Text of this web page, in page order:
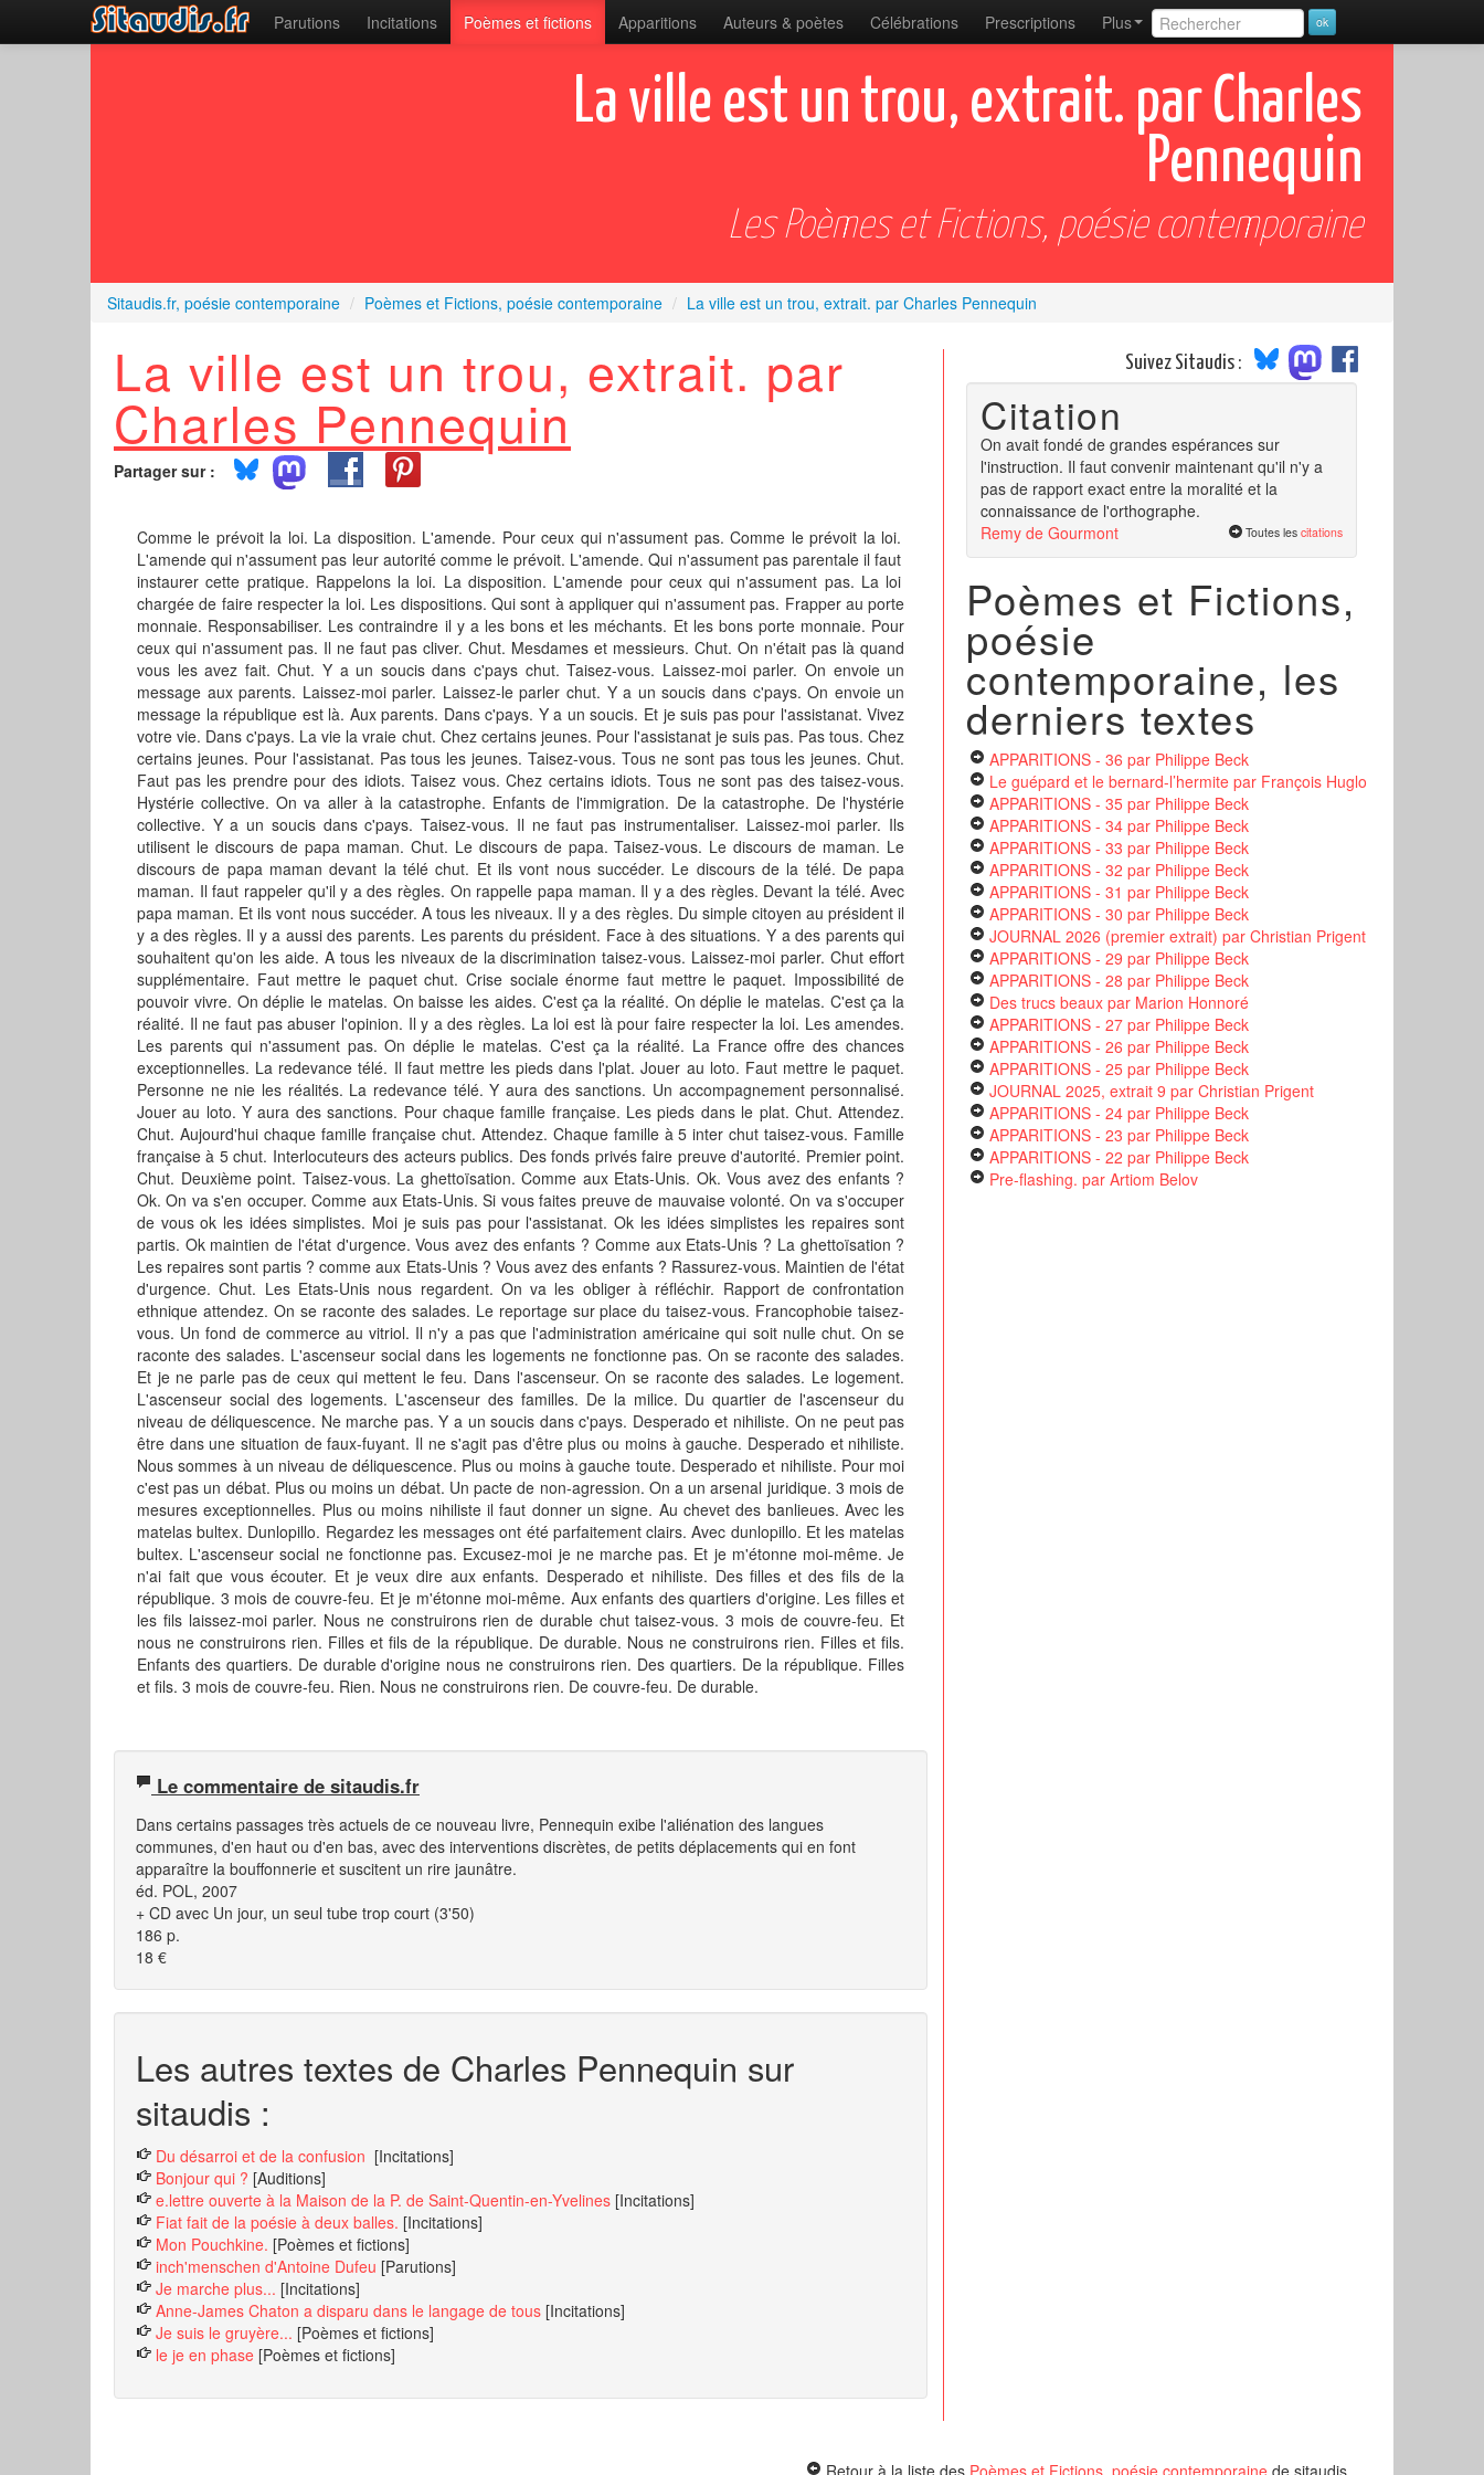
Parutions Incitations Poèmes et fictions Apparitions Auteurs & poètes Célébrations Prescriptions Plus
La ville est un trou, extrait. par Charles
Pennequin
Les Poèmes et Fictions, poésie contemporaine
Sitaudis.fr, poésie contemporaine / Poèmes et Fictions, poésie contemporaine / La ville est un trou, extrait. par Charles Pennequin
La ville est un trou, extrait. par
Charles Pennequin
Partager sur :
Comme le prévoit la loi. La disposition. L'amende. Pour ceux qui n'assument pas. Comme le prévoit la loi.
L'amende qui n'assument pas leur autorité comme le prévoit. L'amende. Qui n'assument pas parentale il faut
instaurer cette pratique. Rappelons la loi. La disposition. L'amende pour ceux qui n'assument pas. La loi
chargée de faire respecter la loi. Les dispositions. Qui sont à appliquer qui n'assument pas. Frapper au porte
monnaie. Responsabiliser. Les contraindre il y a les bons et les méchants. Et les bons porte monnaie. Pour
ceux qui n'assument pas. Il ne faut pas cliver. Chut. Mesdames et messieurs. Chut. On n'était pas là quand
vous les avez fait. Chut. Y a un soucis dans c'pays chut. Taisez-vous. Laissez-moi parler. On envoie un
message aux parents. Laissez-moi parler. Laissez-le parler chut. Y a un soucis dans c'pays. On envoie un
message la république est là. Aux parents. Dans c'pays. Y a un soucis. Et je suis pas pour l'assistanat. Vivez
votre vie. Dans c'pays. La vie la vraie chut. Chez certains jeunes. Pour l'assistanat je suis pas. Pas tous. Chez
certains jeunes. Pour l'assistanat. Pas tous les jeunes. Taisez-vous. Tous ne sont pas tous les jeunes. Chut.
Faut pas les prendre pour des idiots. Taisez vous. Chez certains idiots. Tous ne sont pas des taisez-vous.
Hystérie collective. On va aller à la catastrophe. Enfants de l'immigration. De la catastrophe. De l'hystérie
collective. Y a un soucis dans c'pays. Taisez-vous. Il ne faut pas instrumentaliser. Laissez-moi parler. Ils
utilisent le discours de papa maman. Chut. Le discours de papa. Taisez-vous. Le discours de maman. Le
discours de papa maman devant la télé chut. Et ils vont nous succéder. Le discours de la télé. De papa
maman. Il faut rappeler qu'il y a des règles. On rappelle papa maman. Il y a des règles. Devant la télé. Avec
papa maman. Et ils vont nous succéder. A tous les niveaux. Il y a des règles. Du simple citoyen au président il
y a des règles. Il y a aussi des parents. Les parents du président. Face à des situations. Y a des parents qui
souhaitent qu'on les aide. A tous les niveaux de la discrimination taisez-vous. Laissez-moi parler. Chut effort
supplémentaire. Faut mettre le paquet chut. Crise sociale énorme faut mettre le paquet. Impossibilité de
pouvoir vivre. On déplie le matelas. On baisse les aides. C'est ça la réalité. On déplie le matelas. C'est ça la
réalité. Il ne faut pas abuser l'opinion. Il y a des règles. La loi est là pour faire respecter la loi. Les amendes.
Les parents qui n'assument pas. On déplie le matelas. C'est ça la réalité. La France offre des chances
exceptionnelles. La redevance télé. Il faut mettre les pieds dans l'plat. Jouer au loto. Faut mettre le paquet.
Personne ne nie les réalités. La redevance télé. Y aura des sanctions. Un accompagnement personnalisé.
Jouer au loto. Y aura des sanctions. Pour chaque famille française. Les pieds dans le plat. Chut. Attendez.
Chut. Aujourd'hui chaque famille française chut. Attendez. Chaque famille à 5 inter chut taisez-vous. Famille
française à 5 chut. Interlocuteurs des acteurs publics. Des fonds privés faire preuve d'autorité. Premier point.
Chut. Deuxième point. Taisez-vous. La ghettoïsation. Comme aux Etats-Unis. Ok. Vous avez des enfants ?
Ok. On va s'en occuper. Comme aux Etats-Unis. Si vous faites preuve de mauvaise volonté. On va s'occuper
de vous ok les idées simplistes. Moi je suis pas pour l'assistanat. Ok les idées simplistes les repaires sont
partis. Ok maintien de l'état d'urgence. Vous avez des enfants ? Comme aux Etats-Unis ? La ghettoïsation ?
Les repaires sont partis ? comme aux Etats-Unis ? Vous avez des enfants ? Rassurez-vous. Maintien de l'état
d'urgence. Chut. Les Etats-Unis nous regardent. On va les obliger à réfléchir. Rapport de confrontation
ethnique attendez. On se raconte des salades. Le reportage sur place du taisez-vous. Francophobie taisez-
vous. Un fond de commerce au vitriol. Il n'y a pas que l'administration américaine qui soit nulle chut. On se
raconte des salades. L'ascenseur social dans les logements ne fonctionne pas. On se raconte des salades.
Et je ne parle pas de ceux qui mettent le feu. Dans l'ascenseur. On se raconte des salades. Le logement.
L'ascenseur social des logements. L'ascenseur des familles. De la milice. Du quartier de l'ascenseur du
niveau de déliquescence. Ne marche pas. Y a un soucis dans c'pays. Desperado et nihiliste. On ne peut pas
être dans une situation de faux-fuyant. Il ne s'agit pas d'être plus ou moins à gauche. Desperado et nihiliste.
Nous sommes à un niveau de déliquescence. Plus ou moins à gauche toute. Desperado et nihiliste. Pour moi
c'est pas un débat. Plus ou moins un débat. Un pacte de non-agression. On a un arsenal juridique. 3 mois de
mesures exceptionnelles. Plus ou moins nihiliste il faut donner un signe. Au chevet des banlieues. Avec les
matelas bultex. Dunlopillo. Regardez les messages ont été parfaitement clairs. Avec dunlopillo. Et les matelas
bultex. L'ascenseur social ne fonctionne pas. Excusez-moi je ne marche pas. Et je m'étonne moi-même. Je
n'ai fait que vous écouter. Et je veux dire aux enfants. Desperado et nihiliste. Des filles et des fils de la
république. 3 mois de couvre-feu. Et je m'étonne moi-même. Aux enfants des quartiers d'origine. Les filles et
les fils laissez-moi parler. Nous ne construirons rien de durable chut taisez-vous. 3 mois de couvre-feu. Et
nous ne construirons rien. Filles et fils de la république. De durable. Nous ne construirons rien. Filles et fils.
Enfants des quartiers. De durable d'origine nous ne construirons rien. Des quartiers. De la république. Filles
et fils. 3 mois de couvre-feu. Rien. Nous ne construirons rien. De couvre-feu. De durable.
Le commentaire de sitaudis.fr
Dans certains passages très actuels de ce nouveau livre, Pennequin exibe l'aliénation des langues
communes, d'en haut ou d'en bas, avec des interventions discrètes, de petits déplacements qui en font
apparaître la bouffonnerie et suscitent un rire jaunâtre.
éd. POL, 2007
+ CD avec Un jour, un seul tube trop court (3'50)
186 p.
18 €
Les autres textes de Charles Pennequin sur
sitaudis :
Du désarroi et de la confusion [Incitations]
Bonjour qui ? [Auditions]
e.lettre ouverte à la Maison de la P. de Saint-Quentin-en-Yvelines [Incitations]
Fiat fait de la poésie à deux balles. [Incitations]
Mon Pouchkine. [Poèmes et fictions]
inch'menschen d'Antoine Dufeu [Parutions]
Je marche plus... [Incitations]
Anne-James Chaton a disparu dans le langage de tous [Incitations]
Je suis le gruyère... [Poèmes et fictions]
le je en phase [Poèmes et fictions]
Suivez Sitaudis :
Citation
On avait fondé de grandes espérances sur
l'instruction. Il faut convenir maintenant qu'il n'y a
pas de rapport exact entre la moralité et la
connaissance de l'orthographe.
Remy de Gourmont
Toutes les citations
Poèmes et Fictions,
poésie
contemporaine, les
derniers textes
APPARITIONS - 36 par Philippe Beck
Le guépard et le bernard-l’hermitepar François Huglo
APPARITIONS - 35par Philippe Beck
APPARITIONS - 34par Philippe Beck
APPARITIONS - 33 par Philippe Beck
APPARITIONS - 32 par Philippe Beck
APPARITIONS - 31 par Philippe Beck
APPARITIONS - 30 par Philippe Beck
JOURNAL 2026 (premier extrait) par Christian Prigent
APPARITIONS - 29 par Philippe Beck
APPARITIONS - 28 par Philippe Beck
Des trucs beauxpar Marion Honnoré
APPARITIONS - 27par Philippe Beck
APPARITIONS - 26 par Philippe Beck
APPARITIONS - 25par Philippe Beck
JOURNAL 2025, extrait 9 par Christian Prigent
APPARITIONS - 24par Philippe Beck
APPARITIONS - 23 par Philippe Beck
APPARITIONS - 22 par Philippe Beck
Pre-flashing. par Artiom Belov
Retour à la liste des Poèmes et Fictions, poésie contemporaine de sitaudis